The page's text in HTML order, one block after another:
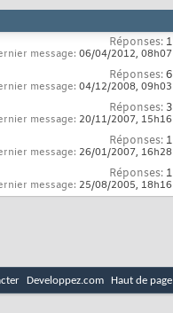
Réponses: 1
message: 06/04/2012, 08h07
Réponses:6
message: 04/12/2008, 09h03
Réponses: 3
message: 20/11/2007, 15h16
Réponses: 1
message: 26/01/2007, 16h28
Réponses: 1
message: 25/08/2005, 18h16
Developpez.com Haut de page